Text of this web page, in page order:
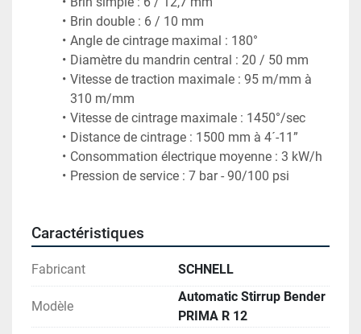
Vitesse de traction maximale : 95 m/mm à
Vitesse de cintrage maximale : 1450°/sec
Pression de service : 7 bar - 90/100 psi
Caractéristiques
Fabricant SCHNELL
Modèle
Automatic Stirrup Bender
PRIMA R 12